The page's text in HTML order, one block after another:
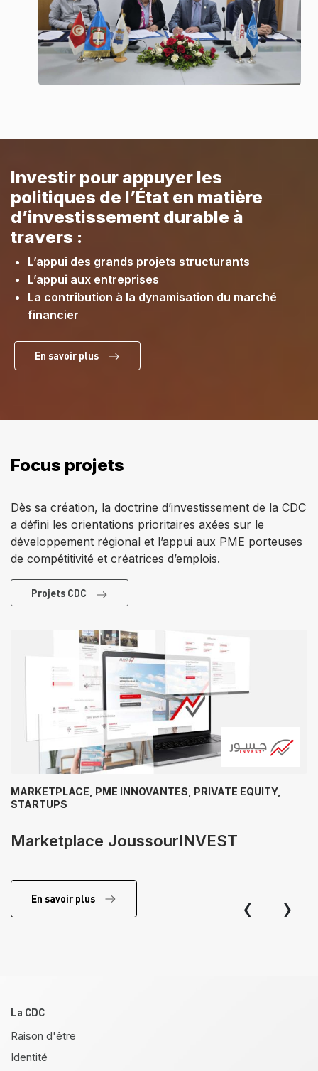
Investir pour appuyer les
politiques de l’État en matière
d’investissement durable à
travers :
L’appui des grands projets structurants
L’appui aux entreprises
La contribution à la dynamisation du marché
financier
En savoir plus
Focus projets
Dès sa création, la doctrine d’investissement de la CDC
a défini les orientations prioritaires axées sur le
développement régional et l’appui aux PME porteuses
de compétitivité et créatrices d’emplois.
Projets CDC
MARKETPLACE, PME INNOVANTES, PRIVATE EQUITY,
STARTUPS
Marketplace JoussourINVEST
En savoir plus ‹ ›
Pied de page
La CDC
Raison d'être
Identité